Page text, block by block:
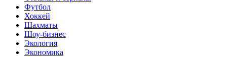
Футбол
Хоккей
Шахматы
Шоу-бизнес
Экология
Экономика